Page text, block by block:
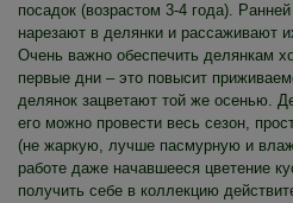
посадок (возрастом 3-4 года).
нарезают в делянки и рассаживают
Очень важно обеспечить делянкам
первые дни – это повысит
делянок зацветают той же осенью.
его можно провести весь сезон,
(не жаркую, лучше пасмурную и
работе даже начавшееся цветение
получить себе в коллекцию